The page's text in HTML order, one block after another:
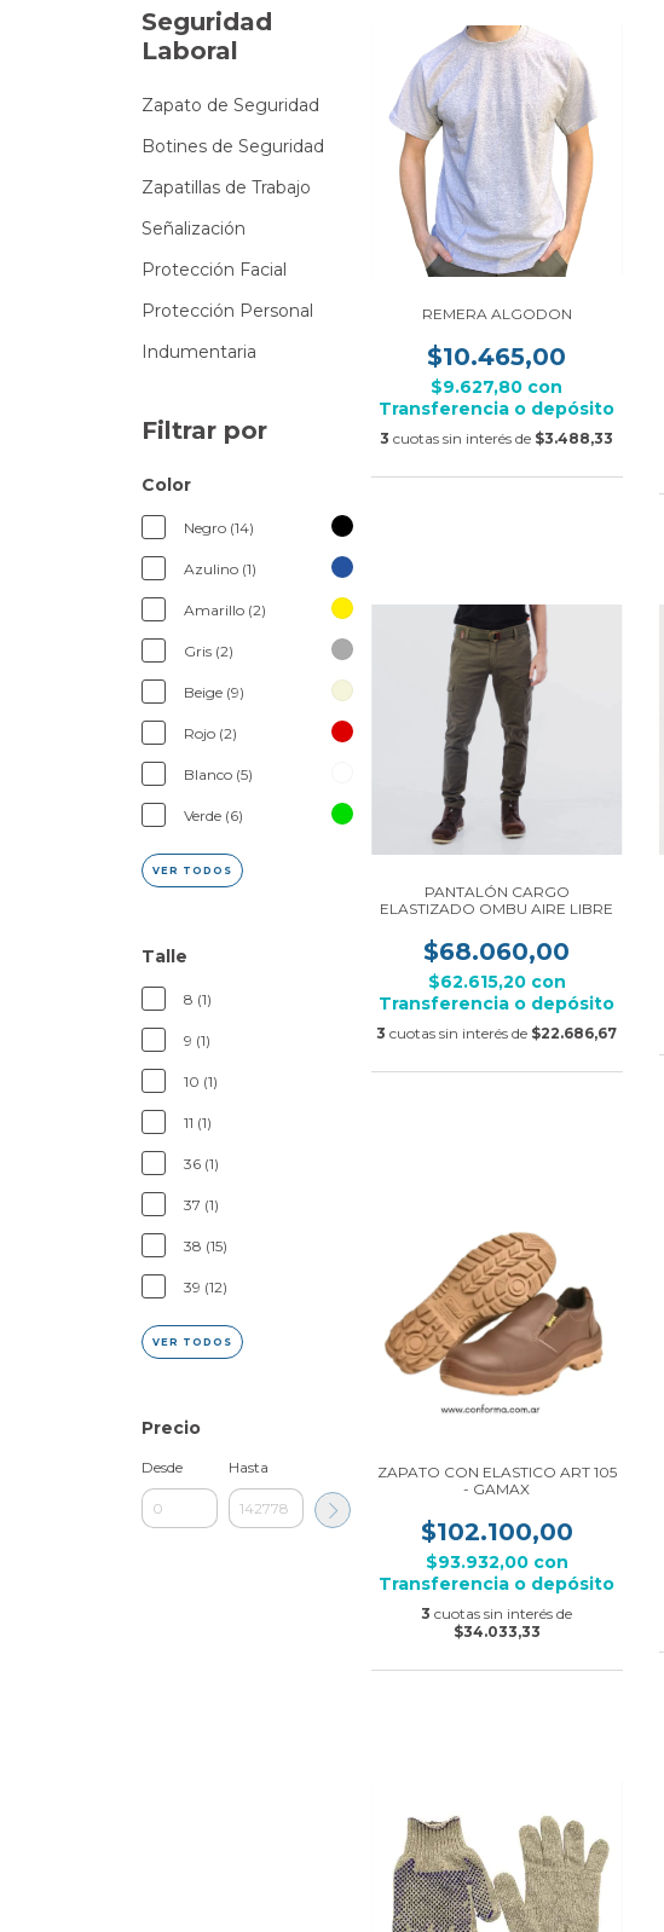
Seguridad
Laboral
Zapato de Seguridad
Botines de Seguridad
Zapatillas de Trabajo
Señalización
Protección Facial
Protección Personal
Indumentaria
Filtrar por
Color
Negro (14)
Azulino (1)
Amarillo (2)
Gris (2)
Beige (9)
Rojo (2)
Blanco (5)
Verde (6)
VER TODOS
Talle
8 (1)
9 (1)
10 (1)
11 (1)
36 (1)
37 (1)
38 (15)
39 (12)
VER TODOS
Precio
Desde Hasta
REMERA ALGODON
$10.465,00
$9.627,80 con
Transferencia o depósito
3 cuotas sin interés de $3.488,33
PANTALÓN CARGO
ELASTIZADO OMBU AIRE LIBRE
$68.060,00
$62.615,20 con
Transferencia o depósito
3 cuotas sin interés de $22.686,67
ZAPATO CON ELASTICO ART 105
- GAMAX
$102.100,00
$93.932,00 con
Transferencia o depósito
3 cuotas sin interés de
$34.033,33